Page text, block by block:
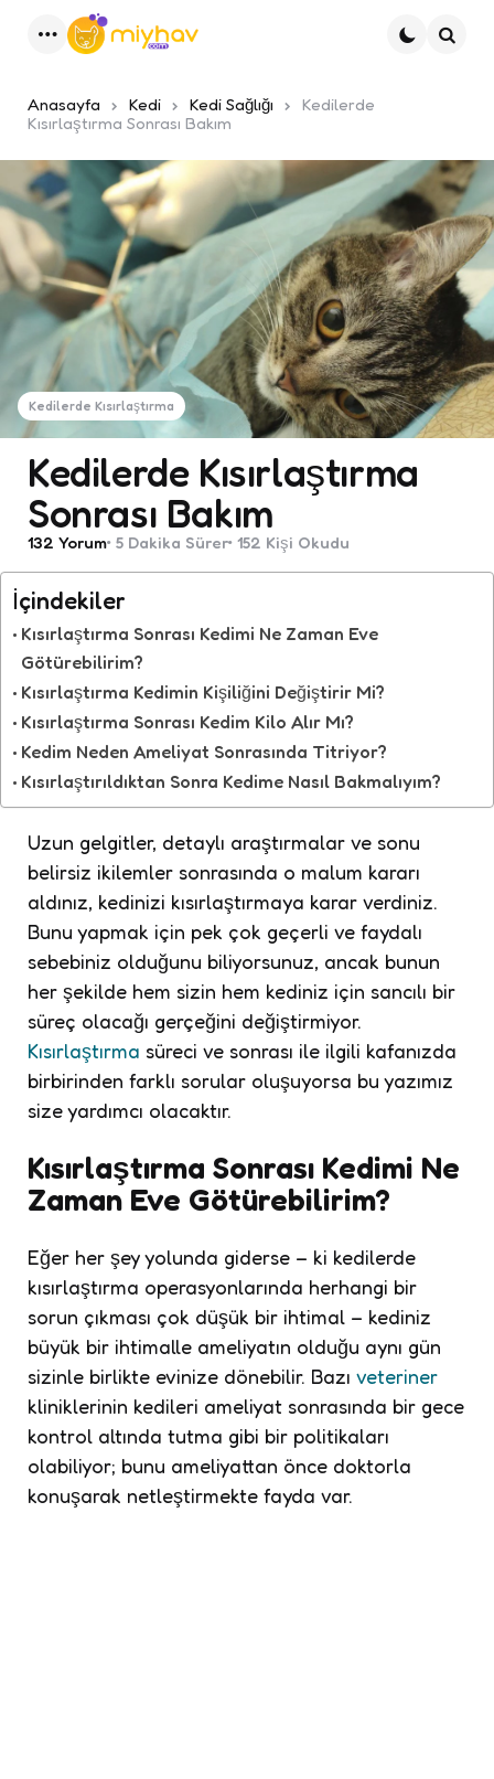
Anasayfa Kedi Kedi Sağlığı
Kedilerde
Kısırlaştırma Sonrası Bakım
Kedilerde Kısırlaştırma
Kedilerde Kısırlaştırma
Sonrası Bakım
132 Yorum 5 Dakika Sürer 152 Kişi Okudu
İçindekiler
Kısırlaştırma Sonrası Kedimi Ne Zaman Eve
Götürebilirim?
Kısırlaştırma Kedimin Kişiliğini Değiştirir Mi?
Kısırlaştırma Sonrası Kedim Kilo Alır Mı?
Kedim Neden Ameliyat Sonrasında Titriyor?
Kısırlaştırıldıktan Sonra Kedime Nasıl Bakmalıyım?
Uzun gelgitler, detaylı araştırmalar ve sonu
belirsiz ikilemler sonrasında o malum kararı
aldınız, kedinizi kısırlaştırmaya karar verdiniz.
Bunu yapmak için pek çok geçerli ve faydalı
sebebiniz olduğunu biliyorsunuz, ancak bunun
her şekilde hem sizin hem kediniz için sancılı bir
süreç olacağı gerçeğini değiştirmiyor.
Kısırlaştırma süreci ve sonrası ile ilgili kafanızda
birbirinden farklı sorular oluşuyorsa bu yazımız
size yardımcı olacaktır.
Kısırlaştırma Sonrası Kedimi Ne
Zaman Eve Götürebilirim?
Eğer her şey yolunda giderse – ki kedilerde
kısırlaştırma operasyonlarında herhangi bir
sorun çıkması çok düşük bir ihtimal – kediniz
büyük bir ihtimalle ameliyatın olduğu aynı gün
sizinle birlikte evinize dönebilir. Bazı veteriner
kliniklerinin kedileri ameliyat sonrasında bir gece
kontrol altında tutma gibi bir politikaları
olabiliyor; bunu ameliyattan önce doktorla
konuşarak netleştirmekte fayda var.